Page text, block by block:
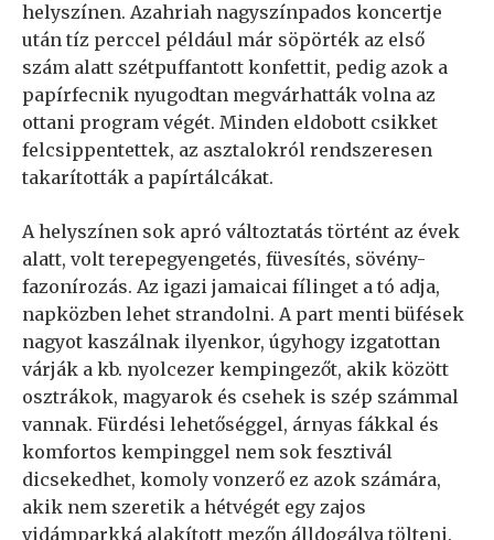
helyszínen. Azahriah nagyszínpados koncertje
után tíz perccel például már söpörték az első
szám alatt szétpuffantott konfettit, pedig azok a
papírfecnik nyugodtan megvárhatták volna az
ottani program végét. Minden eldobott csikket
felcsippentettek, az asztalokról rendszeresen
takarították a papírtálcákat.
A helyszínen sok apró változtatás történt az évek
alatt, volt terepegyengetés, füvesítés, sövény-
fazonírozás. Az igazi jamaicai fílinget a tó adja,
napközben lehet strandolni. A part menti büfések
nagyot kaszálnak ilyenkor, úgyhogy izgatottan
várják a kb. nyolcezer kempingezőt, akik között
osztrákok, magyarok és csehek is szép számmal
vannak. Fürdési lehetőséggel, árnyas fákkal és
komfortos kempinggel nem sok fesztivál
dicsekedhet, komoly vonzerő ez azok számára,
akik nem szeretik a hétvégét egy zajos
vidámparkká alakított mezőn álldogálva tölteni.